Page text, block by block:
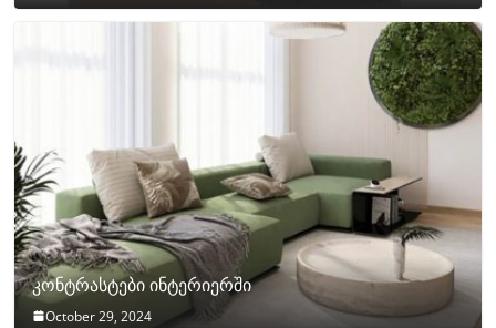
კონტრასტები ინტერიერში
October 29, 2024